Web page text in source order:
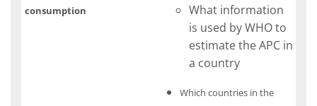
consumption
What information
is used by WHO to
estimate the APC in
a country
Which countries in the